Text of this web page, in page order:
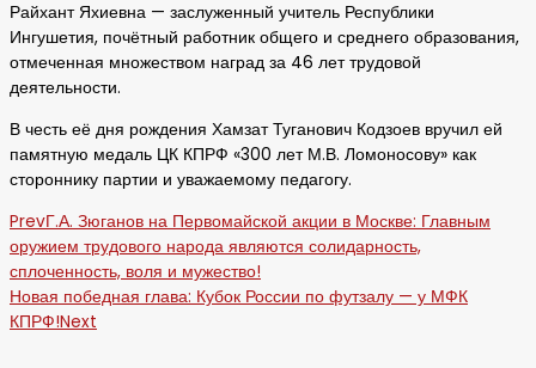
Райхант Яхиевна — заслуженный учитель Республики
Ингушетия, почётный работник общего и среднего образования,
отмеченная множеством наград за 46 лет трудовой
деятельности.
В честь её дня рождения Хамзат Туганович Кодзоев вручил ей
памятную медаль ЦК КПРФ «300 лет М.В. Ломоносову» как
стороннику партии и уважаемому педагогу.
PrevГ.А. Зюганов на Первомайской акции в Москве: Главным
оружием трудового народа являются солидарность,
сплоченность, воля и мужество!
Новая победная глава: Кубок России по футзалу — у МФК
КПРФ!Next